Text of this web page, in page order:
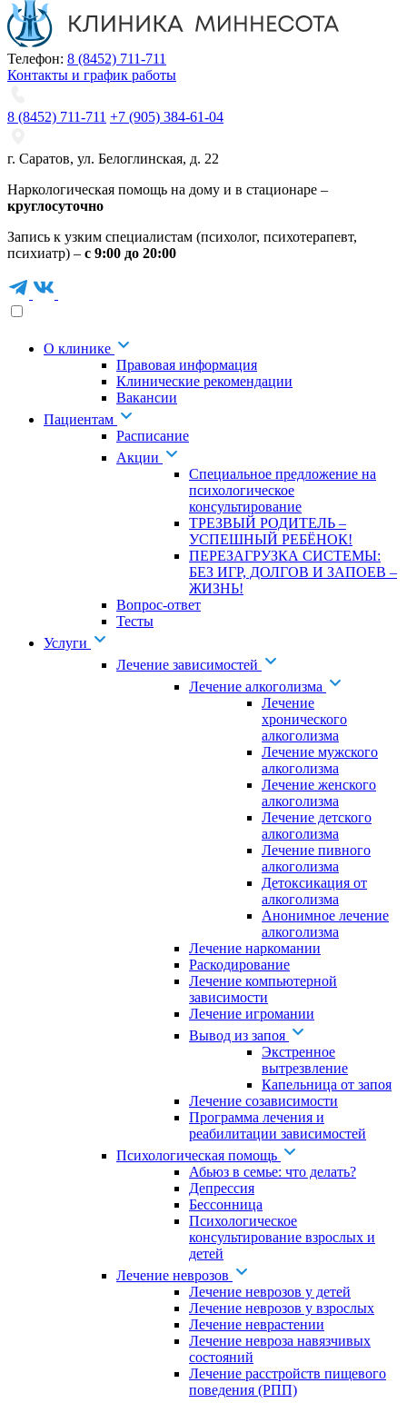
Телефон: 8 (8452) 711-711
Контакты и график работы
8 (8452) 711-711 +7 (905) 384-61-04
г. Саратов, ул. Белоглинская, д. 22
Наркологическая помощь на дому и в стационаре –
круглосуточно
Запись к узким специалистам (психолог, психотерапевт,
психиатр) – с 9:00 до 20:00
О клинике
Правовая информация
Клинические рекомендации
Вакансии
Пациентам
Расписание
Акции
Специальное предложение на
психологическое
консультирование
ТРЕЗВЫЙ РОДИТЕЛЬ –
УСПЕШНЫЙ РЕБЁНОК!
ПЕРЕЗАГРУЗКА СИСТЕМЫ:
БЕЗ ИГР, ДОЛГОВ И ЗАПОЕВ –
ЖИЗНЬ!
Вопрос-ответ
Тесты
Услуги
Лечение зависимостей
Лечение алкоголизма
Лечение
хронического
алкоголизма
Лечение мужского
алкоголизма
Лечение женского
алкоголизма
Лечение детского
алкоголизма
Лечение пивного
алкоголизма
Детоксикация от
алкоголизма
Анонимное лечение
алкоголизма
Лечение наркомании
Раскодирование
Лечение компьютерной
зависимости
Лечение игромании
Вывод из запоя
Экстренное
вытрезвление
Капельница от запоя
Лечение созависимости
Программа лечения и
реабилитации зависимостей
Психологическая помощь
Абьюз в семье: что делать?
Депрессия
Бессонница
Психологическое
консультирование взрослых и
детей
Лечение неврозов
Лечение неврозов у детей
Лечение неврозов у взрослых
Лечение неврастении
Лечение невроза навязчивых
состояний
Лечение расстройств пищевого
поведения (РПП)